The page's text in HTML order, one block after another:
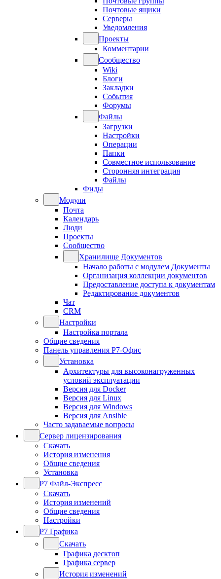
Почтовые ящики
Серверы
Уведомления
Проекты
Комментарии
Сообщество
Wiki
Блоги
Закладки
События
Форумы
Файлы
Загрузки
Настройки
Операции
Папки
Совместное использование
Сторонняя интеграция
Файлы
Фиды
Модули
Почта
Календарь
Люди
Проекты
Сообщество
Хранилище Документов
Начало работы с модулем Документы
Организация коллекции документов
Предоставление доступа к документам
Редактирование документов
Чат
CRM
Настройки
Настройка портала
Общие сведения
Панель управления Р7-Офис
Установка
Архитектуры для высоконагруженных
условий эксплуатации
Версия для Docker
Версия для Linux
Версия для Windows
Версия для Ansible
Часто задаваемые вопросы
Сервер лицензирования
Скачать
История изменения
Общие сведения
Установка
Р7 Файл-Экспресс
Скачать
История изменений
Общие сведения
Настройки
Р7 Графика
Скачать
Графика десктоп
Графика сервер
История изменений